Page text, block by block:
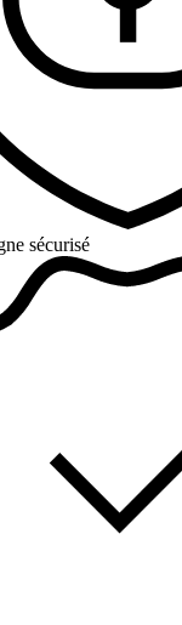
sécurisé